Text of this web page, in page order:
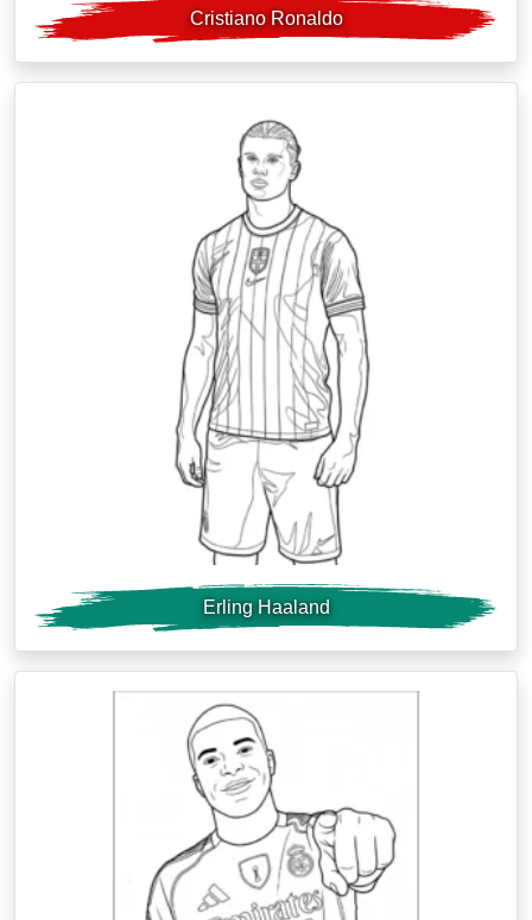
Cristiano Ronaldo
Erling Haaland